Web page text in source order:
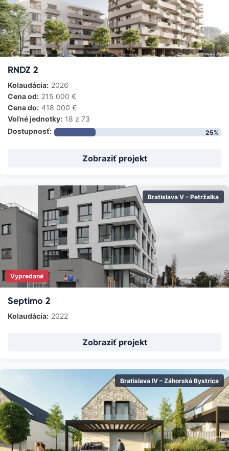
RNDZ 2
Kolaudácia: 2026
Cena od: 215 000 €
Cena do: 418 000 €
Voľné jednotky: 18 z 73
Dostupnosť:
25%
Zobraziť projekt
Bratislava V – Petržalka
Vypredané
Septimo 2
Kolaudácia: 2022
Zobraziť projekt
Bratislava IV – Záhorská Bystrica